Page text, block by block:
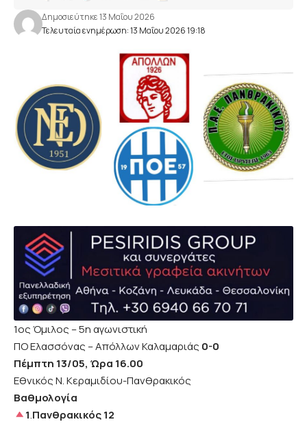
Τελευταία ενημέρωση: 13 Μαΐου 2026 19:18
Δημοσιεύτηκε 13 Μαΐου 2026
1ος Όμιλος – 5η αγωνιστική
ΠΟ Ελασσόνας – Απόλλων Καλαμαριάς 0-0
Πέμπτη 13/05, Ώρα 16.00
Εθνικός Ν. Κεραμιδίου-Πανθρακικός
Βαθμολογία
1.Πανθρακικός 12